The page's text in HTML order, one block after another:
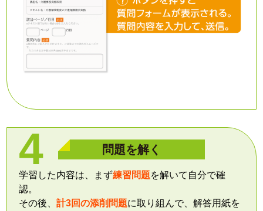
問題を解く
学習した内容は、まず練習問題を解いて自分で確
認。
その後、計3回の添削問題に取り組んで、解答用紙を